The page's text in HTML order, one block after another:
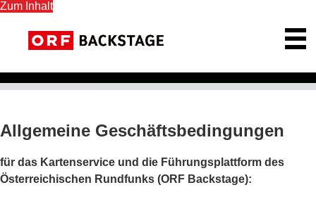
Zum Inhalt
ORF Backstage Startseite
Allgemeine Geschäftsbedingungen
für das Kartenservice und die Führungsplattform des
Österreichischen Rundfunks (ORF Backstage):